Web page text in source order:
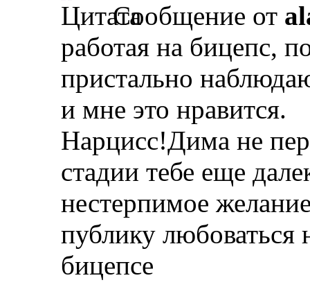
Сообщение от
работая на бицепс,
пристально
и мне это нравится.
Нарцисс!Дима не
стадии тебе еще
нестерпимое
публику любоваться
бицепсе